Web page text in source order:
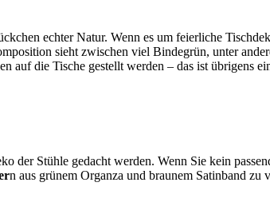
echter Natur. Wenn es um feierliche
sieht zwischen viel Bindegrün, unter
die Tische gestellt werden – das ist übrigens
der Stühle gedacht werden. Wenn Sie kein
n aus grünem Organza und braunem Satinband